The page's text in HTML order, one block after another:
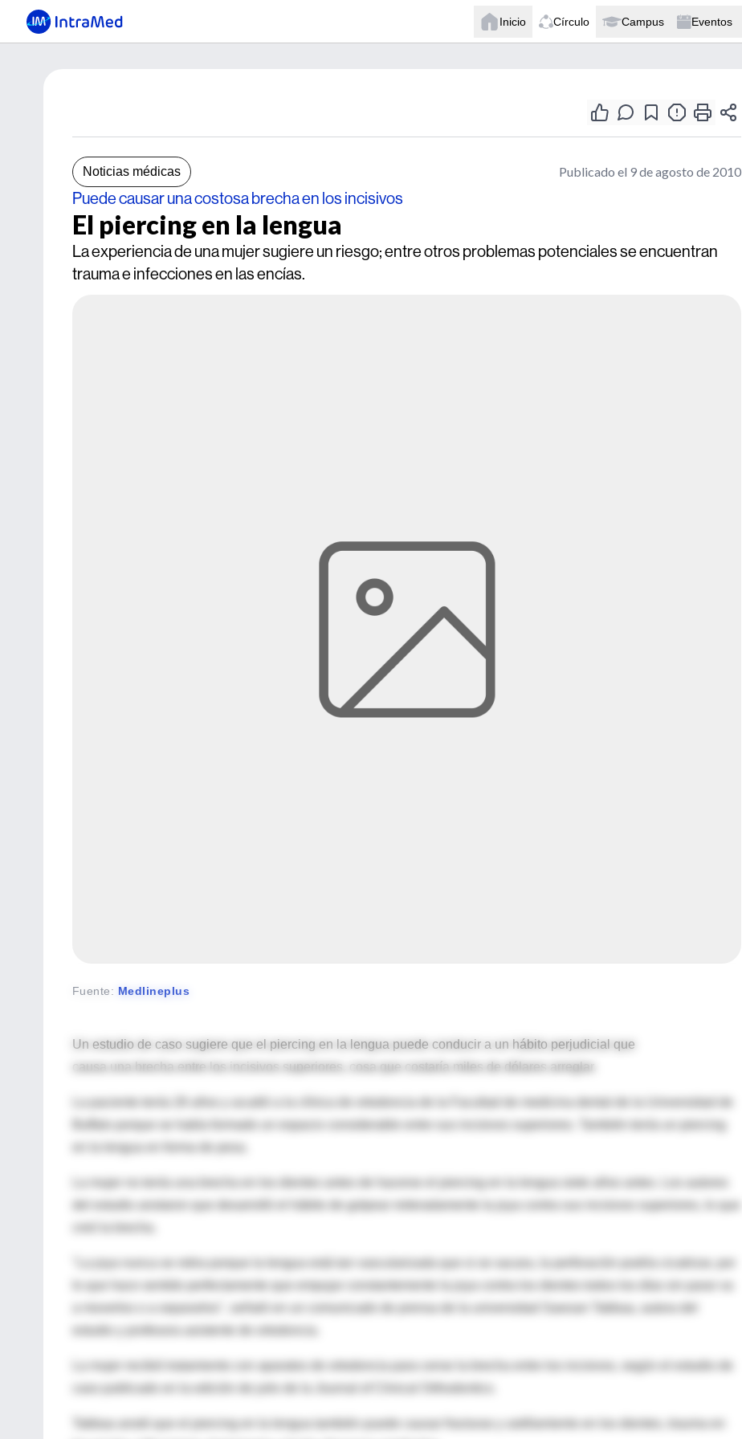
Inicio Círculo Campus Eventos
Noticias médicas Publicado el 9 de agosto de 2010
Puede causar una costosa brecha en los incisivos
El piercing en la lengua
La experiencia de una mujer sugiere un riesgo; entre otros problemas potenciales se encuentran
trauma e infecciones en las encías.
Fuente: Medlineplus
Un estudio de caso sugiere que el piercing en la lengua puede conducir a un hábito perjudicial que
causa una brecha entre los incisivos superiores, cosa que costaría miles de dólares arreglar.
Buffalo porque se había formado un espacio considerable entre sus incisivos superiores. También tenía un piercing
en la lengua en forma de pesa.
La mujer no tenía una brecha en los dientes antes de hacerse el piercing en la lengua siete años antes. Los autores
del estudio anotaron que desarrolló el hábito de golpear reiteradamente la joya contra sus incisivos superiores, lo que
"La joya nunca se retira porque la lengua está tan vascularizada que si se sacara, la perforación podría cicatrizar, por
La mujer recibió tratamiento con aparatos de ortodoncia para cerrar la brecha entre los incisivos, según el estudio de
Tabbaa anotó que el piercing en la lengua también puede causar fracturas y astillamiento en los dientes, trauma en